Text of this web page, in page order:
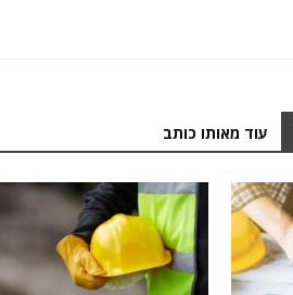
עוד מאותו כותב